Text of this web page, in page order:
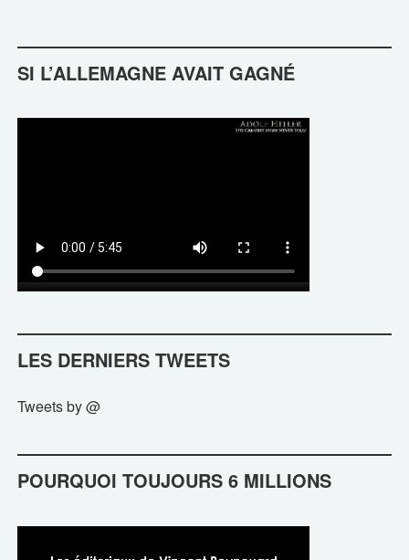
SI L’ALLEMAGNE AVAIT GAGNÉ
LES DERNIERS TWEETS
Tweets by @
POURQUOI TOUJOURS 6 MILLIONS